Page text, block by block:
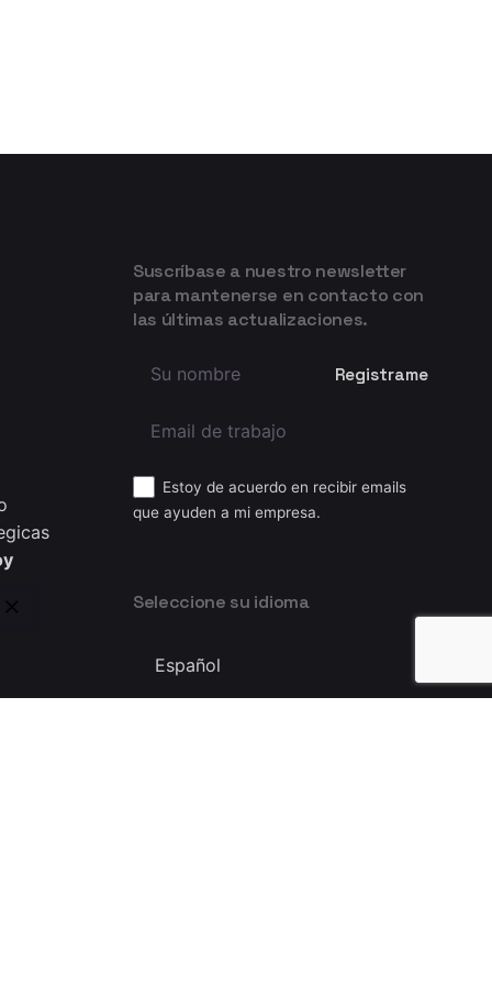
Suscríbase a nuestro newsletter
para mantenerse en contacto con
las últimas actualizaciones.
Estoy de acuerdo en recibir emails
que ayuden a mi empresa.
Seleccione su idioma
idioma